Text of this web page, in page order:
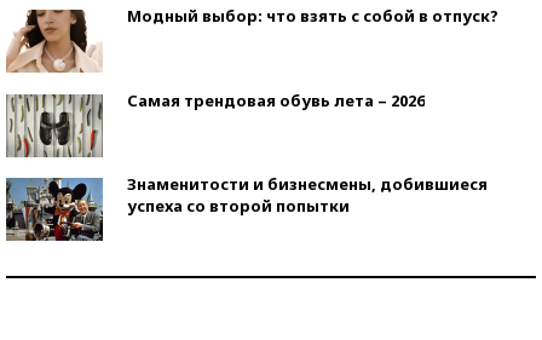
Модный выбор: что взять с собой в отпуск?
Самая трендовая обувь лета – 2026
Знаменитости и бизнесмены, добившиеся
успеха со второй попытки